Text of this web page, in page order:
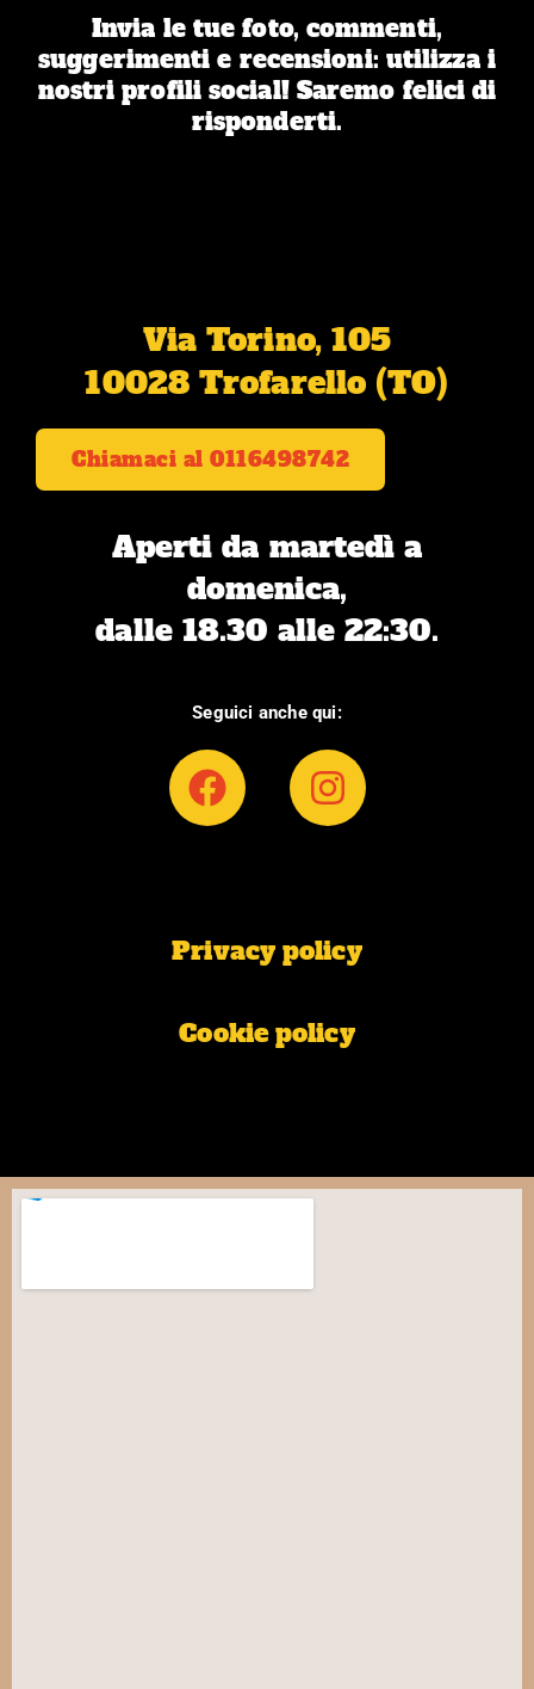
Invia le tue foto, commenti,
suggerimenti e recensioni: utilizza i
nostri profili social! Saremo felici di
risponderti.
Via Torino, 105
10028 Trofarello (TO)
Chiamaci al 0116498742
Aperti da martedì a
domenica,
dalle 18.30 alle 22:30.
Seguici anche qui:
F
a
o
k
I
n
g
a
Privacy policy
Cookie policy